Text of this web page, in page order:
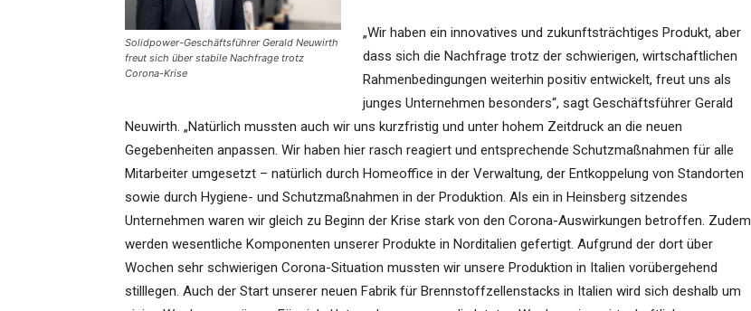
Solidpower-Geschäftsführer Gerald Neuwirth
freut sich über stabile Nachfrage trotz
Corona-Krise
„Wir haben ein innovatives und zukunftsträchtiges Produkt, aber
dass sich die Nachfrage trotz der schwierigen, wirtschaftlichen
Rahmenbedingungen weiterhin positiv entwickelt, freut uns als
junges Unternehmen besonders“, sagt Geschäftsführer Gerald
Neuwirth. „Natürlich mussten auch wir uns kurzfristig und unter hohem Zeitdruck an die neuen
Gegebenheiten anpassen. Wir haben hier rasch reagiert und entsprechende Schutzmaßnahmen für alle
Mitarbeiter umgesetzt – natürlich durch Homeoffice in der Verwaltung, der Entkoppelung von Standorten
sowie durch Hygiene- und Schutzmaßnahmen in der Produktion. Als ein in Heinsberg sitzendes
Unternehmen waren wir gleich zu Beginn der Krise stark von den Corona-Auswirkungen betroffen. Zudem
werden wesentliche Komponenten unserer Produkte in Norditalien gefertigt. Aufgrund der dort über
Wochen sehr schwierigen Corona-Situation mussten wir unsere Produktion in Italien vorübergehend
stilllegen. Auch der Start unserer neuen Fabrik für Brennstoffzellenstacks in Italien wird sich deshalb um